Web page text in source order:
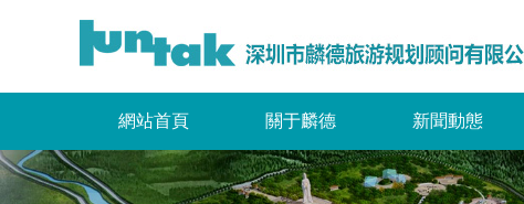
網站首頁 關于麟德 新聞動態